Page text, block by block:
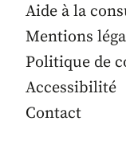
Aide à la
Mentions
Politique de
Accessibilité
Contact